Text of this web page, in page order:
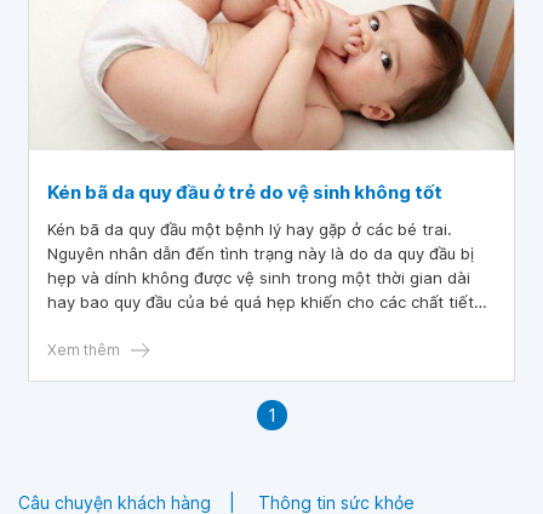
Kén bã da quy đầu ở trẻ do vệ sinh không tốt
Kén bã da quy đầu một bệnh lý hay gặp ở các bé trai.
Nguyên nhân dẫn đến tình trạng này là do da quy đầu bị
hẹp và dính không được vệ sinh trong một thời gian dài
hay bao quy đầu của bé quá hẹp khiến cho các chất tiết
Xem thêm
1
Câu chuyện khách hàng Thông tin sức khỏe